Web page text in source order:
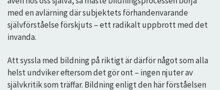
med en avlärning där subjektets förhandenvarande
självförståelse förskjuts – ett radikalt uppbrott med det
invanda.
Att syssla med bildning på riktigt är därför något som alla
helst undviker eftersom det gör ont – ingen njuter av
självkritik som träffar. Bildning enligt den här förståelsen